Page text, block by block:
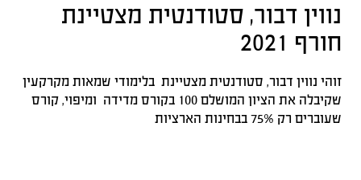
נווין דבור, סטודנטית מצטיינת
חורף 2021
זוהי נווין דבור, סטודנטית מצטיינת בלימודי שמאות מקרקעין
שקיבלה את הציון המושלם 100 בקורס מדידה ומיפוי, קורס
שעוברים רק 75% בבחינות הארציות